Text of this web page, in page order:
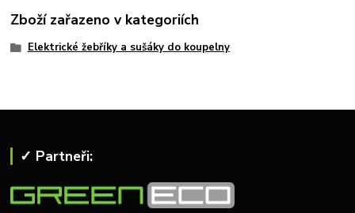
Zboží zařazeno v kategoriích
Elektrické žebříky a sušáky do koupelny
✓ Partneři: